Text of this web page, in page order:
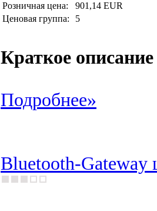
Розничная цена:
901,14 EUR
Ценовая группа:
5
Краткое описание
Подробнее»
Bluetooth-Gateway